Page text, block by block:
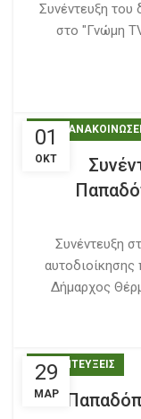
Συνέντευξη
στο "Γνώμη
01
ΟΚΤ
ΝΕΑ -
Συνέντευξη
Δήμαρχος
29
ΜΑΡ
ΣΥΝΕΝΤΕΥΞΕΙΣ
Θ.